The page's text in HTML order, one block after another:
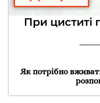
При циститі
Як потрібно